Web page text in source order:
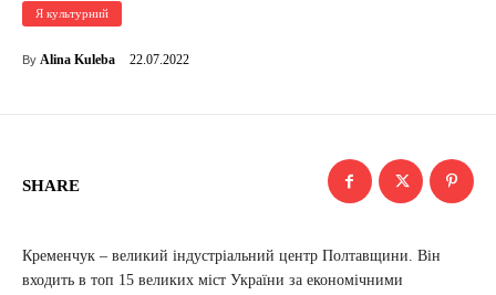
Я культурний
By Alina Kuleba 22.07.2022
SHARE
Кременчук – великий індустріальний центр Полтавщини. Він
входить в топ 15 великих міст України за економічними